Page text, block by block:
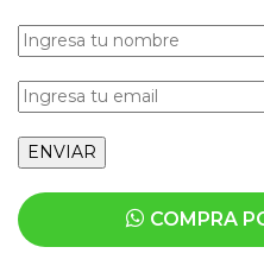
COMPRA